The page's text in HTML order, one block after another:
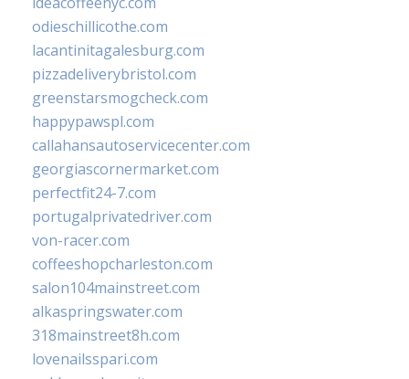
odieschillicothe.com
lacantinitagalesburg.com
pizzadeliverybristol.com
greenstarsmogcheck.com
happypawspl.com
callahansautoservicecenter.com
georgiascornermarket.com
perfectfit24-7.com
portugalprivatedriver.com
von-racer.com
coffeeshopcharleston.com
salon104mainstreet.com
alkaspringswater.com
318mainstreet8h.com
lovenailsspari.com